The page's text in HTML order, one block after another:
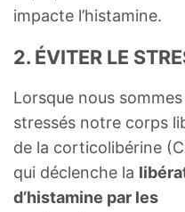
impacte l’histamine.
2. ÉVITER LE
Lorsque nous sommes
stressés notre corps
de la corticolibérine
qui déclenche la
d’histamine par les